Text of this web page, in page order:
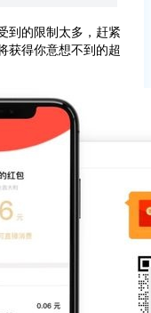
到的限制太多，赶紧
获得你意想不到的超